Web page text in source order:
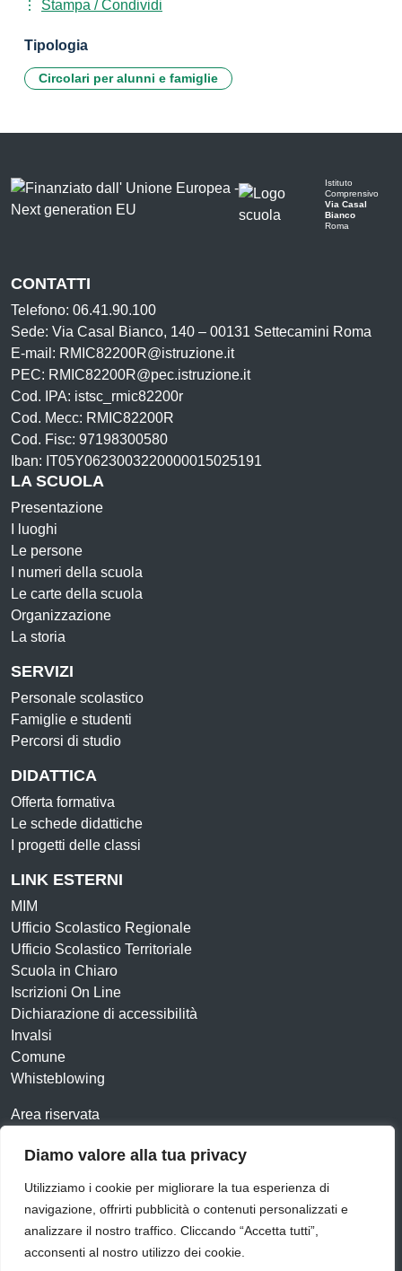
Diamo valore alla tua privacy
Utilizziamo i cookie per migliorare la tua esperienza di
navigazione, offrirti pubblicità o contenuti personalizzati e
analizzare il nostro traffico. Cliccando “Accetta tutti”,
acconsenti al nostro utilizzo dei cookie.
Stampa / Condividi
Tipologia
Circolari per alunni e famiglie
Istituto
Comprensivo
Via Casal
Bianco
Roma
CONTATTI
Telefono: 06.41.90.100
Sede: Via Casal Bianco, 140 – 00131 Settecamini Roma
E-mail: RMIC82200R@istruzione.it
PEC: RMIC82200R@pec.istruzione.it
Cod. IPA: istsc_rmic82200r
Cod. Mecc: RMIC82200R
Cod. Fisc: 97198300580
Iban: IT05Y0623003220000015025191
LA SCUOLA
Presentazione
I luoghi
Le persone
I numeri della scuola
Le carte della scuola
Organizzazione
La storia
SERVIZI
Personale scolastico
Famiglie e studenti
Percorsi di studio
DIDATTICA
Offerta formativa
Le schede didattiche
I progetti delle classi
LINK ESTERNI
MIM
Ufficio Scolastico Regionale
Ufficio Scolastico Territoriale
Scuola in Chiaro
Iscrizioni On Line
Dichiarazione di accessibilità
Invalsi
Comune
Whisteblowing
Area riservata
Amministrazione TrasparenteAlbo online
Dichiarazione di accessibilitàObiettivi di accessibilità
FeedbackNote legaliPrivacy PolicyCookie